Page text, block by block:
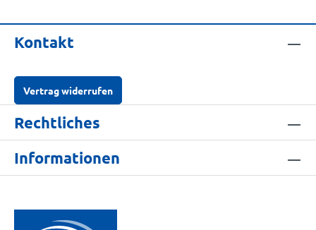
Kontakt
Vertrag widerrufen
Rechtliches
Informationen